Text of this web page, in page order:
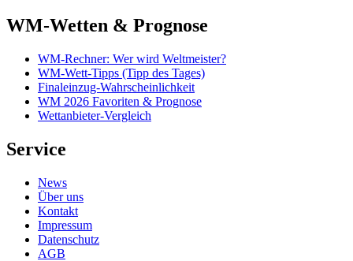
WM-Wetten & Prognose
WM-Rechner: Wer wird Weltmeister?
WM-Wett-Tipps (Tipp des Tages)
Finaleinzug-Wahrscheinlichkeit
WM 2026 Favoriten & Prognose
Wettanbieter-Vergleich
Service
News
Über uns
Kontakt
Impressum
Datenschutz
AGB